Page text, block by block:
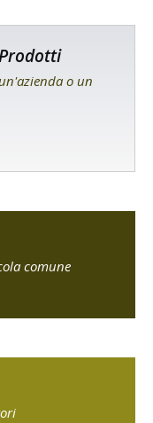
o un
comune